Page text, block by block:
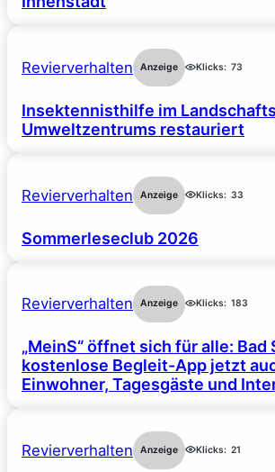
Revierverhalten Anzeige Klicks: 73
Insektennisthilfe im
Umweltzentrums restauriert
Revierverhalten Anzeige Klicks: 33
Sommerleseclub 2026
Revierverhalten Anzeige Klicks: 183
„MeinS“ öffnet sich für alle: Bad
kostenlose Begleit-App jetzt
Einwohner, Tagesgäste und
Revierverhalten Anzeige Klicks: 21